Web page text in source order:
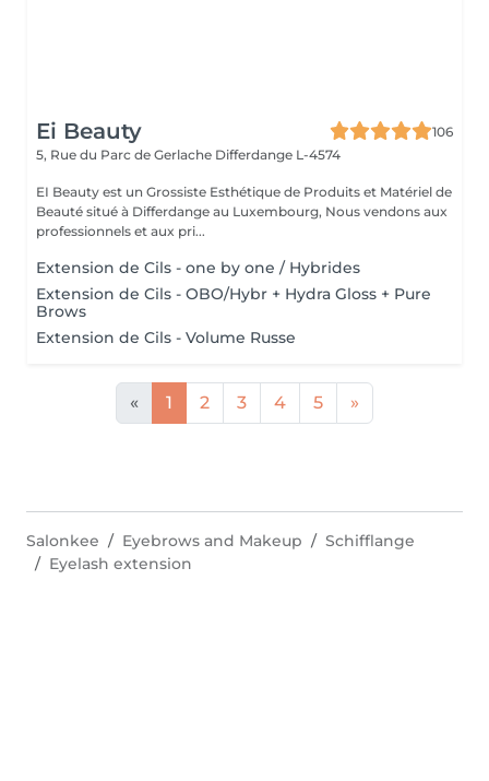
Ei Beauty
106
5, Rue du Parc de Gerlache Differdange L-4574
EI Beauty est un Grossiste Esthétique de Produits et Matériel de
Beauté situé à Differdange au Luxembourg, Nous vendons aux
professionnels et aux pri...
Extension de Cils - one by one / Hybrides
Extension de Cils - OBO/Hybr + Hydra Gloss + Pure
Brows
Extension de Cils - Volume Russe
« 1 2 3 4 5 »
Salonkee Eyebrows and Makeup
Schifflange
Eyelash extension